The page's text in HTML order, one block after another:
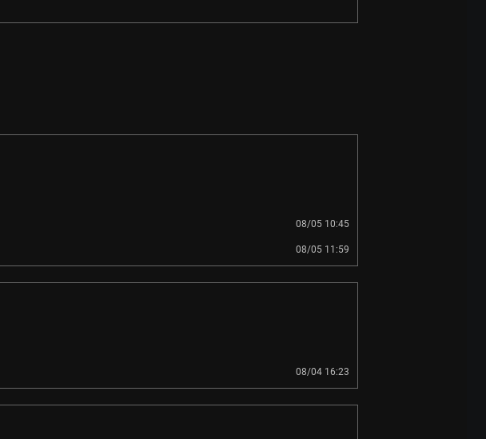
08/05 10:45
08/05 11:59
08/04 16:23